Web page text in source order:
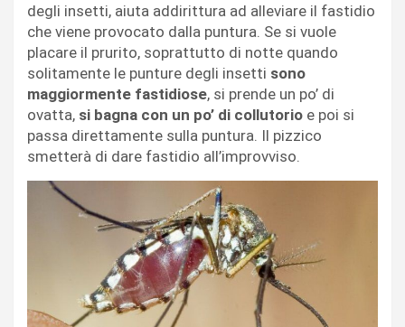
degli insetti, aiuta addirittura ad alleviare il fastidio
che viene provocato dalla puntura. Se si vuole
placare il prurito, soprattutto di notte quando
solitamente le punture degli insetti sono
maggiormente fastidiose, si prende un po’ di
ovatta, si bagna con un po’ di collutorio e poi si
passa direttamente sulla puntura. Il pizzico
smetterà di dare fastidio all’improvviso.